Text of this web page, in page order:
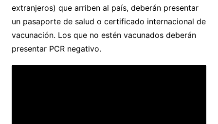
extranjeros) que arriben al país, deberán presentar
un pasaporte de salud o certificado internacional de
vacunación. Los que no estén vacunados deberán
presentar PCR negativo.